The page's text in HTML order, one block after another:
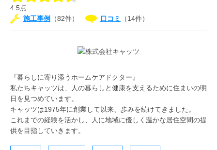
4.5点
施工事例
（82件） 口コミ （14件）
『暮らしに寄り添うホームケアドクター』
私たちキャッツは、人の暮らしと健康を支えるために住まいの明
日を見つめています。
キャッツは1975年に創業して以来、歩みを続けてきました。
これまでの経験を活かし、人に地域に優しく温かな居住空間の提
供を目指していきます。